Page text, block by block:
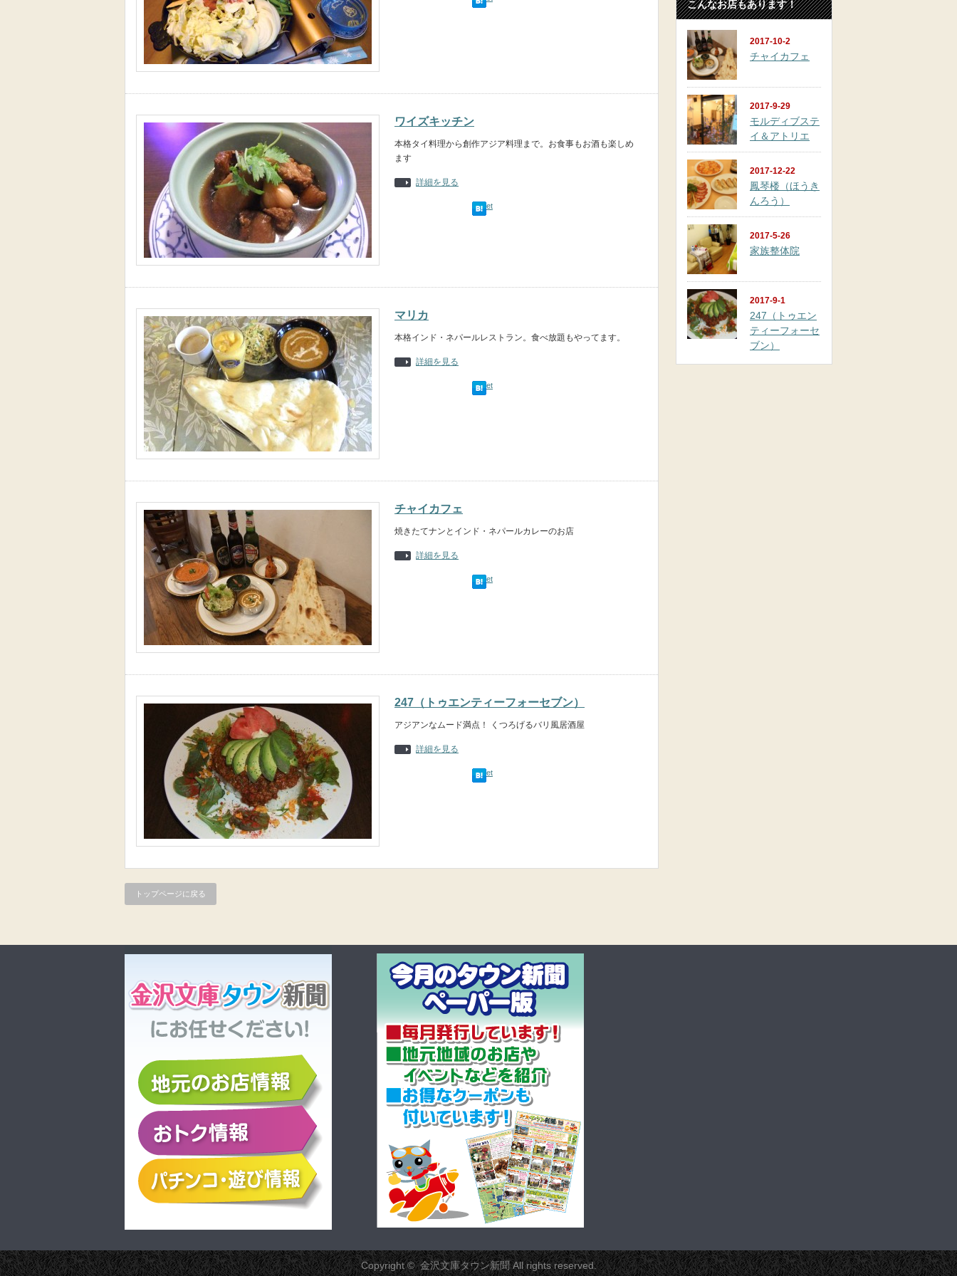
ワイズキッチン
本格タイ料理から創作アジア料理まで。お食事もお酒も楽しめ
ます
詳細を見る
Tweet
マリカ
本格インド・ネパールレストラン。食べ放題もやってます。
詳細を見る
Tweet
チャイカフェ
焼きたてナンとインド・ネパールカレーのお店
詳細を見る
Tweet
247（トゥエンティーフォーセブン）
アジアンなムード満点！ くつろげるバリ風居酒屋
詳細を見る
Tweet
トップページに戻る
こんなお店もあります！
2017-10-2
チャイカフェ
2017-9-29
モルディブステ
イ＆アトリエ
2017-12-22
鳳琴楼（ほうき
んろう）
2017-5-26
家族整体院
2017-9-1
247（トゥエン
ティーフォーセ
ブン）
Copyright ©金沢文庫タウン新聞All rights reserved.